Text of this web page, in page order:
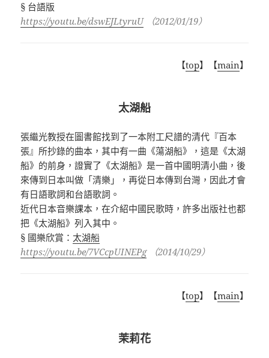
§ 台語版
https://youtu.be/dswEJLtyruU（2012/01/19）
【top】【main】
太湖船
張繼光教授在圖書館找到了一本附工尺譜的清代『百本
張』所抄錄的曲本，其中有一曲《蕩湖船》，這是《太湖
船》的前身，證實了《太湖船》是一首中國明清小曲，後
來傳到日本叫做「清樂」，再從日本傳到台灣，因此才會
有日語歌詞和台語歌詞。
近代日本音樂課本，在介紹中國民歌時，許多出版社也都
把《太湖船》列入其中。
§ 國樂欣賞： 太湖船
https://youtu.be/7VCcpUINEPg（2014/10/29）
【top】【main】
茉莉花